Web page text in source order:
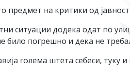
на критики од
ситуации додека одат по
било погрешно и дека не
голема штета себеси, туку